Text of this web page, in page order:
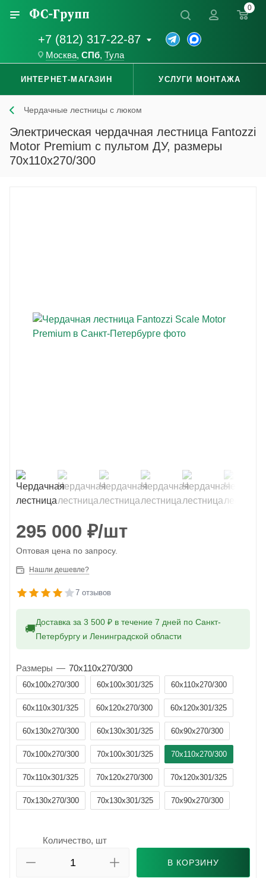
+7 (812) 317-22-87
Москва, СПб, Тула
0
ИНТЕРНЕТ-МАГАЗИН УСЛУГИ МОНТАЖА
Чердачные лестницы с люком
Электрическая чердачная лестница Fantozzi
Motor Premium с пультом ДУ, размеры
70x110x270/300
295 000 ₽/шт
Оптовая цена по запросу.
Нашли дешевле?
7 отзывов
🚚
Доставка за 3 500 ₽ в течение 7 дней по Санкт-
Петербургу и Ленинградской области
Размеры — 70x110x270/300
60x100x270/300 60x100x301/325 60x110x270/300
60x110x301/325 60x120x270/300 60x120x301/325
60x130x270/300 60x130x301/325 60x90x270/300
70x100x270/300 70x100x301/325 70x110x270/300
70x110x301/325 70x120x270/300 70x120x301/325
70x130x270/300 70x130x301/325 70x90x270/300
Количество, шт
В КОРЗИНУ